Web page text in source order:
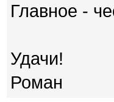
Главное -
Удачи!
Роман